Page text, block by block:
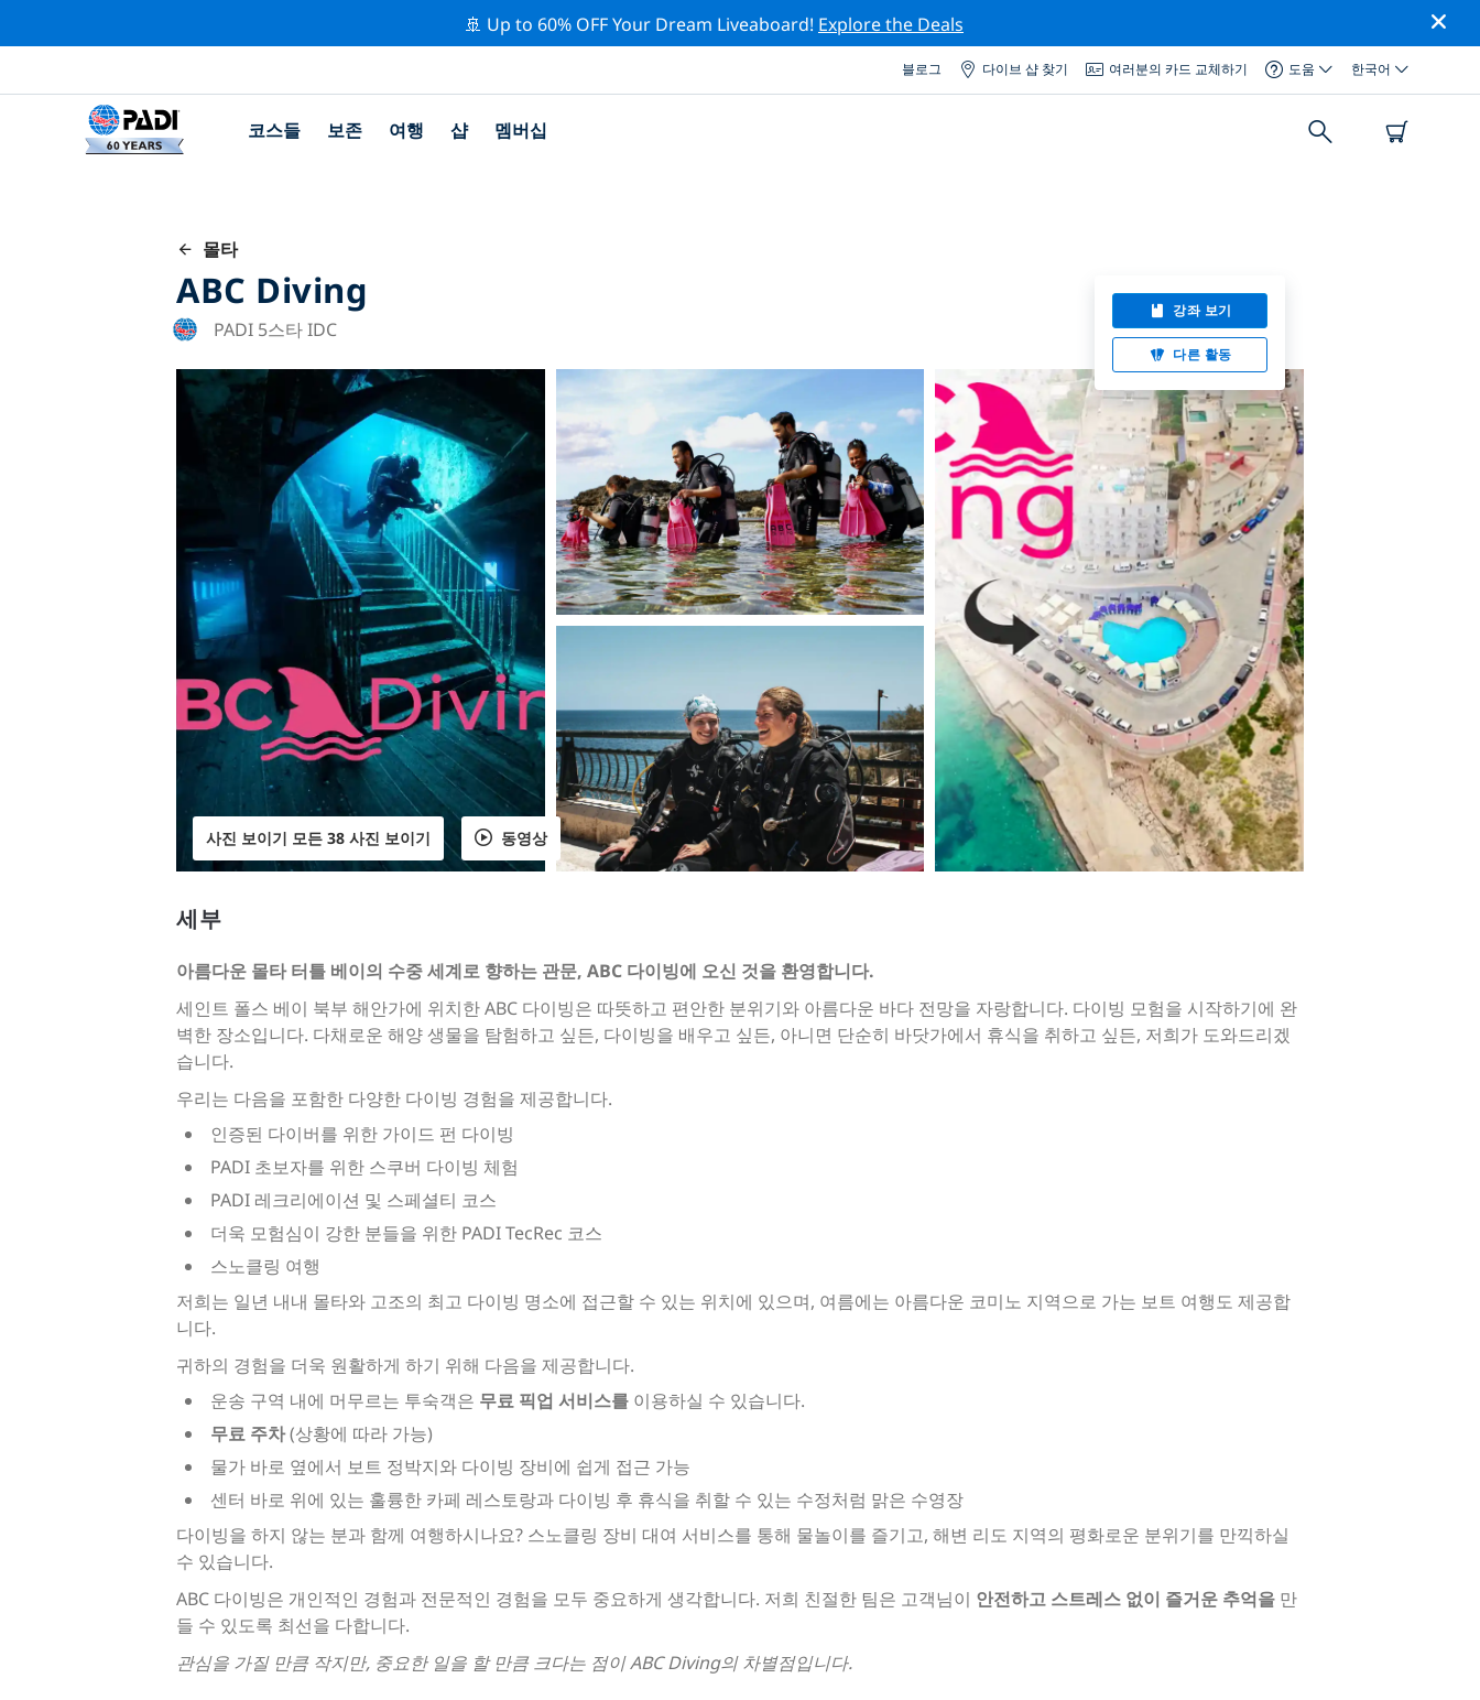
🚢 Up to 60% OFF Your Dream Liveaboard! Explore the Deals
블로그 다이브 샵 찾기 여러분의 카드 교체하기 도움 한국어
코스들 보존 여행 샵 멤버십
몰타
ABC Diving
PADI 5스타 IDC
강좌 보기
다른 활동
사진 보이기 모든 38 사진 보이기 동영상
세부
아름다운 몰타 터틀 베이의 수중 세계로 향하는 관문, ABC 다이빙에 오신 것을 환영합니다.
세인트 폴스 베이 북부 해안가에 위치한 ABC 다이빙은 따뜻하고 편안한 분위기와 아름다운 바다 전망을 자랑합니다. 다이빙 모험을 시작하기에 완
벽한 장소입니다. 다채로운 해양 생물을 탐험하고 싶든, 다이빙을 배우고 싶든, 아니면 단순히 바닷가에서 휴식을 취하고 싶든, 저희가 도와드리겠
습니다.
우리는 다음을 포함한 다양한 다이빙 경험을 제공합니다.
인증된 다이버를 위한 가이드 펀 다이빙
PADI 초보자를 위한 스쿠버 다이빙 체험
PADI 레크리에이션 및 스페셜티 코스
더욱 모험심이 강한 분들을 위한 PADI TecRec 코스
스노클링 여행
저희는 일년 내내 몰타와 고조의 최고 다이빙 명소에 접근할 수 있는 위치에 있으며, 여름에는 아름다운 코미노 지역으로 가는 보트 여행도 제공합
니다.
귀하의 경험을 더욱 원활하게 하기 위해 다음을 제공합니다.
운송 구역 내에 머무르는 투숙객은 무료 픽업 서비스를 이용하실 수 있습니다.
무료 주차(상황에 따라 가능)
물가 바로 옆에서 보트 정박지와 다이빙 장비에 쉽게 접근 가능
센터 바로 위에 있는 훌륭한 카페 레스토랑과 다이빙 후 휴식을 취할 수 있는 수정처럼 맑은 수영장
다이빙을 하지 않는 분과 함께 여행하시나요? 스노클링 장비 대여 서비스를 통해 물놀이를 즐기고, 해변 리도 지역의 평화로운 분위기를 만끽하실
수 있습니다.
ABC 다이빙은 개인적인 경험과 전문적인 경험을 모두 중요하게 생각합니다. 저희 친절한 팀은 고객님이 안전하고 스트레스 없이 즐거운 추억을 만
들 수 있도록 최선을 다합니다.
관심을 가질 만큼 작지만, 중요한 일을 할 만큼 크다는 점이 ABC Diving의 차별점입니다.